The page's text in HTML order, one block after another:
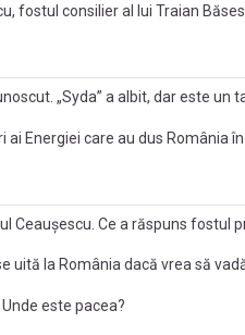
fostul consilier al lui Traian
infantilă
„Syda” a albit, dar este un
Energiei care au dus România
numai papițoi care vorbesc
Ceaușescu. Ce a răspuns fostul
uită la România dacă vrea să
este pacea?